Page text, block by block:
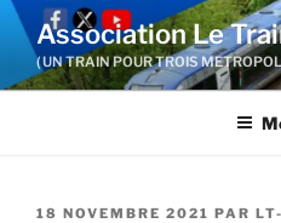
Aller
contenu
Association Le
( UN TRAIN POUR TROIS
PUBLIÉ
18 NOVEMBRE 2021 PAR